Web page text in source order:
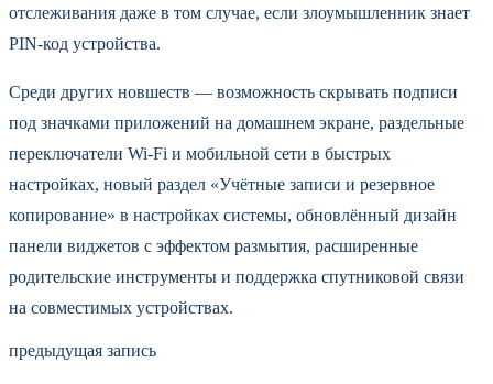
отслеживания даже в том случае, если злоумышленник знает
PIN-код устройства.
Среди других новшеств — возможность скрывать подписи
под значками приложений на домашнем экране, раздельные
переключатели Wi-Fi и мобильной сети в быстрых
настройках, новый раздел «Учётные записи и резервное
копирование» в настройках системы, обновлённый дизайн
панели виджетов с эффектом размытия, расширенные
родительские инструменты и поддержка спутниковой связи
на совместимых устройствах.
предыдущая запись